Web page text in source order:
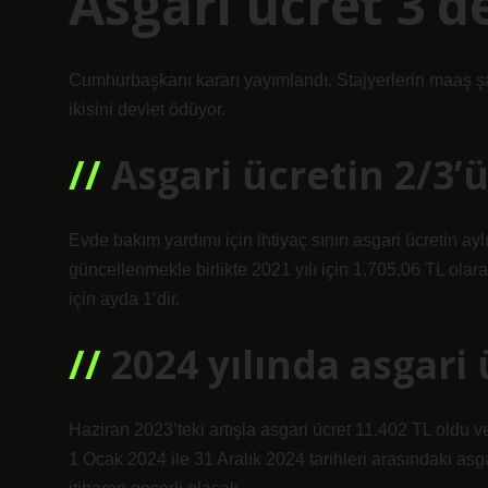
Cumhurbaşkanı kararı yayımlandı. Stajyerlerin maaş
ikisini devlet ödüyor.
Asgari ücretin 2/
Evde bakım yardımı için ihtiyaç sınırı asgari ücretin
güncellenmekle birlikte 2021 yılı için 1.705,06 TL
için ayda 1’dir.
2024 yılında
Haziran 2023’teki artışla asgari ücret 11.402 TL oldu
1 Ocak 2024 ile 31 Aralık 2024 tarihleri ​​arasındaki